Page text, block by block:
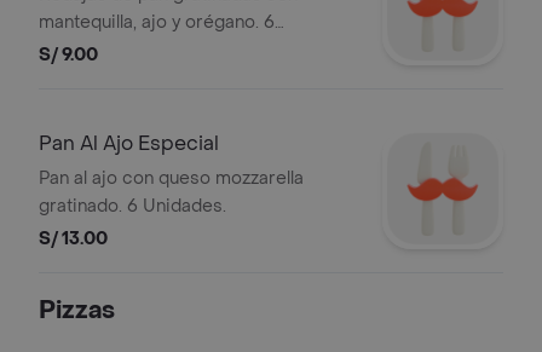
mantequilla, ajo y orégano. 6
Unidades.
S/ 9.00
Pan Al Ajo Especial
Pan al ajo con queso mozzarella
gratinado. 6 Unidades.
S/ 13.00
Pizzas